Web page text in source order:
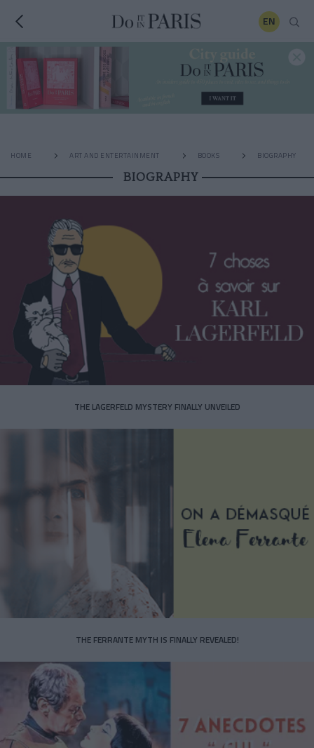
EN
HOME ART AND ENTERTAINMENT BOOKS BIOGRAPHY
BIOGRAPHY
THE LAGERFELD MYSTERY FINALLY UNVEILED
THE FERRANTE MYTH IS FINALLY REVEALED!